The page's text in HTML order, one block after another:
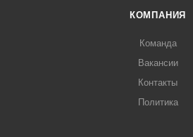
КОМПАНИЯ
Команда
Вакансии
Контакты
Политика